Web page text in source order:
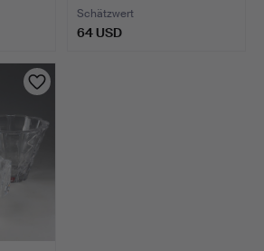
Schätzwert
64 USD